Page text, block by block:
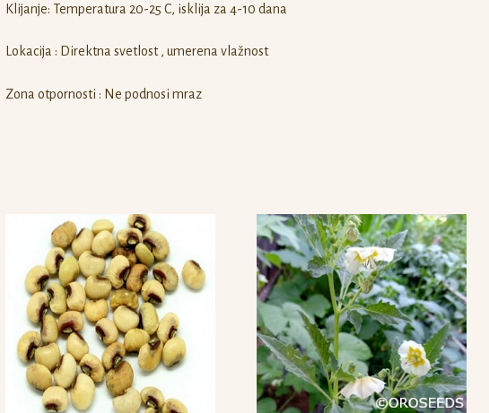
Klijanje: Temperatura 20-25 C, isklija za 4-10 dana
Lokacija : Direktna svetlost , umerena vlažnost
Zona otpornosti : Ne podnosi mraz